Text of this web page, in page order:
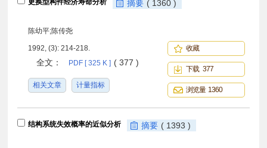
更换型构件经济寿命分析 摘要 ( 1360 )
陈幼平;陈传尧
1992, (3): 214-218.
全文： PDF [ 325 K ] ( 377 )
相关文章 计量指标
收藏
下载 377
浏览量 1360
结构系统失效概率的近似分析 摘要 ( 1393 )